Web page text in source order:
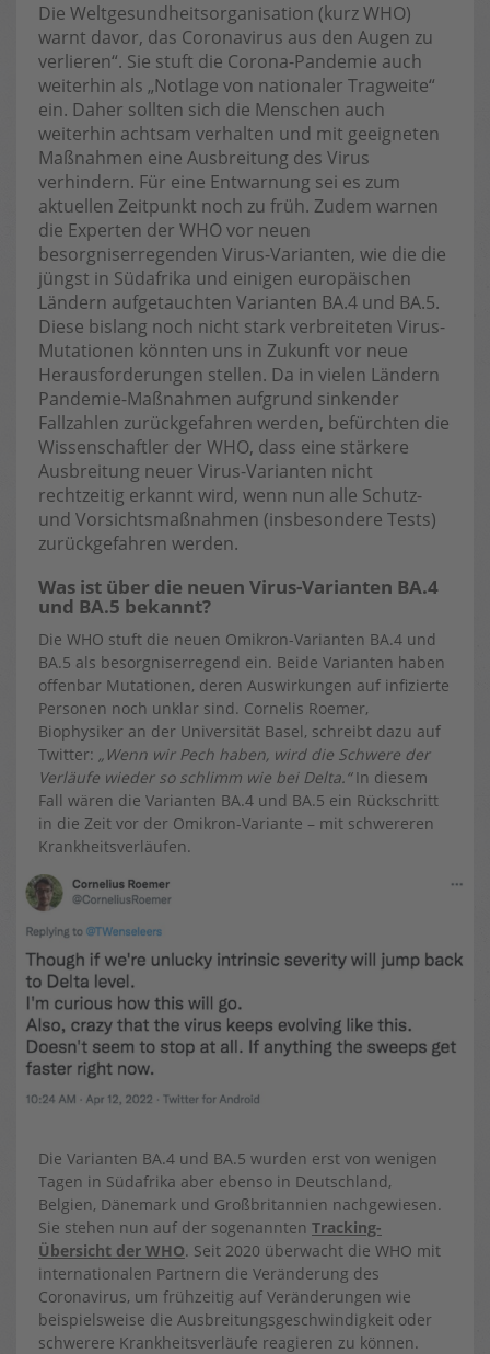
Die Weltgesundheitsorganisation (kurz WHO)
warnt davor, das Coronavirus aus den Augen zu
verlieren“. Sie stuft die Corona-Pandemie auch
weiterhin als „Notlage von nationaler Tragweite“
ein. Daher sollten sich die Menschen auch
weiterhin achtsam verhalten und mit geeigneten
Maßnahmen eine Ausbreitung des Virus
verhindern. Für eine Entwarnung sei es zum
aktuellen Zeitpunkt noch zu früh. Zudem warnen
die Experten der WHO vor neuen
besorgniserregenden Virus-Varianten, wie die die
jüngst in Südafrika und einigen europäischen
Ländern aufgetauchten Varianten BA.4 und BA.5.
Diese bislang noch nicht stark verbreiteten Virus-
Mutationen könnten uns in Zukunft vor neue
Herausforderungen stellen. Da in vielen Ländern
Pandemie-Maßnahmen aufgrund sinkender
Fallzahlen zurückgefahren werden, befürchten die
Wissenschaftler der WHO, dass eine stärkere
Ausbreitung neuer Virus-Varianten nicht
rechtzeitig erkannt wird, wenn nun alle Schutz-
und Vorsichtsmaßnahmen (insbesondere Tests)
zurückgefahren werden.
Was ist über die neuen Virus-Varianten BA.4
und BA.5 bekannt?
Die WHO stuft die neuen Omikron-Varianten BA.4 und
BA.5 als besorgniserregend ein. Beide Varianten haben
offenbar Mutationen, deren Auswirkungen auf infizierte
Personen noch unklar sind. Cornelis Roemer,
Biophysiker an der Universität Basel, schreibt dazu auf
Twitter: „Wenn wir Pech haben, wird die Schwere der
Verläufe wieder so schlimm wie bei Delta.“In diesem
Fall wären die Varianten BA.4 und BA.5 ein Rückschritt
in die Zeit vor der Omikron-Variante – mit schwereren
Krankheitsverläufen.
Die Varianten BA.4 und BA.5 wurden erst von wenigen
Tagen in Südafrika aber ebenso in Deutschland,
Belgien, Dänemark und Großbritannien nachgewiesen.
Sie stehen nun auf der sogenannten Tracking-
Übersicht der WHO. Seit 2020 überwacht die WHO mit
internationalen Partnern die Veränderung des
Coronavirus, um frühzeitig auf Veränderungen wie
beispielsweise die Ausbreitungsgeschwindigkeit oder
schwerere Krankheitsverläufe reagieren zu können.